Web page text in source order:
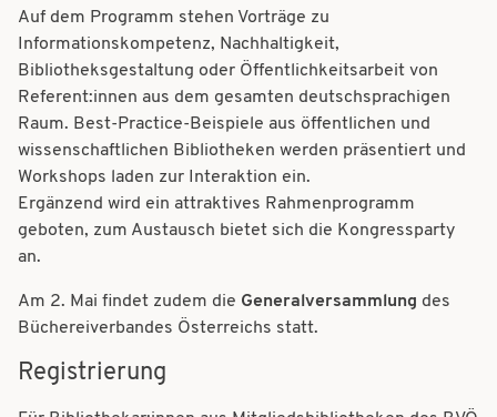
Auf dem Programm stehen Vorträge zu
Informationskompetenz, Nachhaltigkeit,
Bibliotheksgestaltung oder Öffentlichkeitsarbeit von
Referent:innen aus dem gesamten deutschsprachigen
Raum. Best-Practice-Beispiele aus öffentlichen und
wissenschaftlichen Bibliotheken werden präsentiert und
Workshops laden zur Interaktion ein.
Ergänzend wird ein attraktives Rahmenprogramm
geboten, zum Austausch bietet sich die Kongressparty
an.
Am 2. Mai findet zudem die Generalversammlung des
Büchereiverbandes Österreichs statt.
Registrierung